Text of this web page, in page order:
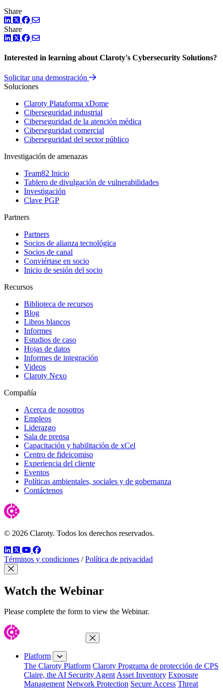
Share
LinkedIn
TwitterFacebook
Share
LinkedIn
TwitterFacebook
Interested in learning about Claroty's Cybersecurity Solutions?
Solicitar una demostración
Soluciones
Claroty Plataforma xDome
Ciberseguridad industrial
Ciberseguridad de la atención médica
Ciberseguridad comercial
Ciberseguridad del sector público
Investigación de amenazas
Team82 Inicio
Tablero de divulgación de vulnerabilidades
Investigación
Clave PGP
Partners
Partners
Socios de alianza tecnológica
Socios de canal
Conviértase en socio
Inicio de sesión del socio
Recursos
Biblioteca de recursos
Blog
Libros blancos
Informes
Estudios de caso
Hojas de datos
Informes de integración
Videos
Claroty Nexo
Compañía
Acerca de nosotros
Empleos
Liderazgo
Sala de prensa
Capacitación y habilitación de xCel
Centro de fideicomiso
Experiencia del cliente
Eventos
Políticas ambientales, sociales y de gobernanza
Contáctenos
© 2026 Claroty. Todos los derechos reservados.
LinkedIn
TwitterYouTube
Facebook
Términos y condiciones / Política de privacidad
Close Modal
Watch the Webinar
Please complete the form to view the Webinar.
Close Menu
Platform
The Claroty Platform Claroty Programa de protección de CPS
Claire, the AI Security AgentAsset Inventory Exposure
Management Network Protection Secure Access Threat